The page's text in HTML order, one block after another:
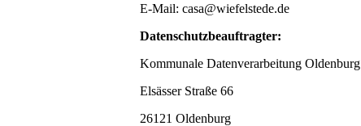
E-Mail: casa@wiefelstede.de
Datenschutzbeauftragter:
Kommunale Datenverarbeitung Oldenburg
Elsässer Straße 66
26121 Oldenburg